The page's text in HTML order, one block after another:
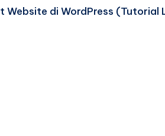
Website di WordPress (Tutorial